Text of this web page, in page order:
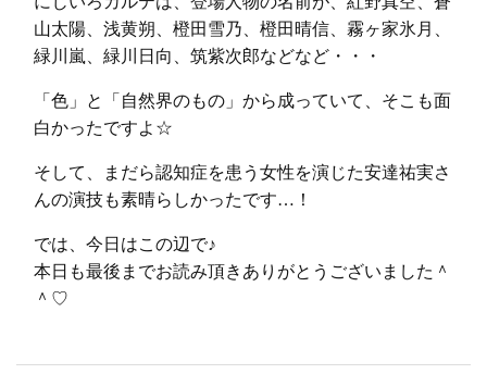
山太陽、浅黄朔、橙田雪乃、橙田晴信、霧ヶ家氷月、
緑川嵐、緑川日向、筑紫次郎などなど・・・
「色」と「自然界のもの」から成っていて、そこも面
白かったですよ☆
そして、まだら認知症を患う女性を演じた安達祐実さ
んの演技も素晴らしかったです…！
では、今日はこの辺で♪
本日も最後までお読み頂きありがとうございました＾
＾♡